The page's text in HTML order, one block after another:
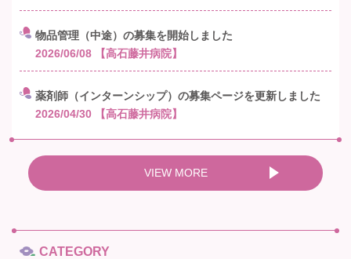
物品管理（中途）の募集を開始しました
2026/06/08
【高石藤井病院】
薬剤師（インターンシップ）の募集ページを更新しました
2026/04/30
【高石藤井病院】
VIEW MORE
CATEGORY